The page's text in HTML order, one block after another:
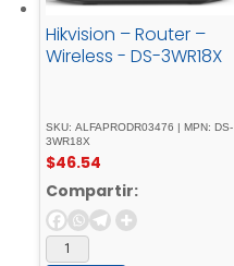
Hikvision – Router –
Wireless - DS-3WR18X
SKU: ALFAPRODR03476 | MPN: DS-
3WR18X
$46.54
Compartir: